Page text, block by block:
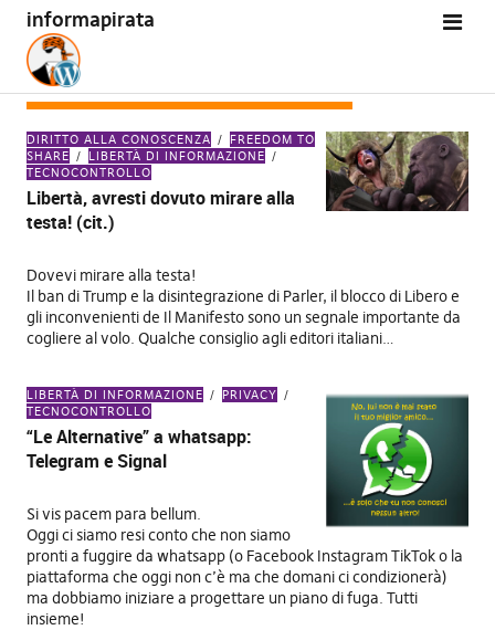
informapirata
CATEGORIA:
DIRITTO ALLA CONOSCENZA
FREEDOM TO
SHARE
LIBERTÀ DI INFORMAZIONE
TECNOCONTROLLO
Libertà, avresti dovuto mirare alla
testa! (cit.)
Dovevi mirare alla testa!
Il ban di Trump e la disintegrazione di Parler, il blocco di Libero e
gli inconvenienti de Il Manifesto sono un segnale importante da
cogliere al volo. Qualche consiglio agli editori italiani…
LIBERTÀ DI INFORMAZIONE
PRIVACY
TECNOCONTROLLO
“Le Alternative” a whatsapp:
Telegram e Signal
Si vis pacem para bellum.
Oggi ci siamo resi conto che non siamo
pronti a fuggire da whatsapp (o Facebook Instagram TikTok o la
piattaforma che oggi non c’è ma che domani ci condizionerà)
ma dobbiamo iniziare a progettare un piano di fuga. Tutti
insieme!